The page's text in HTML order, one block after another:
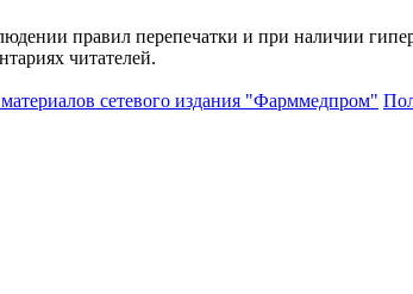
правил перепечатки и при наличии
читателей.
сетевого издания "Фарммедпром"